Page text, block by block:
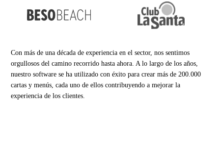
Con más de una década de experiencia en el sector, nos sentimos
orgullosos del camino recorrido hasta ahora. A lo largo de los años,
nuestro software se ha utilizado con éxito para crear más de 200.000
cartas y menús, cada uno de ellos contribuyendo a mejorar la
experiencia de los clientes.